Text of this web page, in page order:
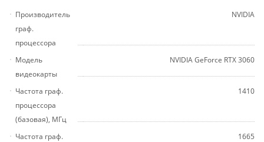
Производитель
граф.
процессора
NVIDIA
Модель
видеокарты
NVIDIA GeForce RTX 3060
Частота граф.
процессора
(базовая), МГц
1410
Частота граф.
1665